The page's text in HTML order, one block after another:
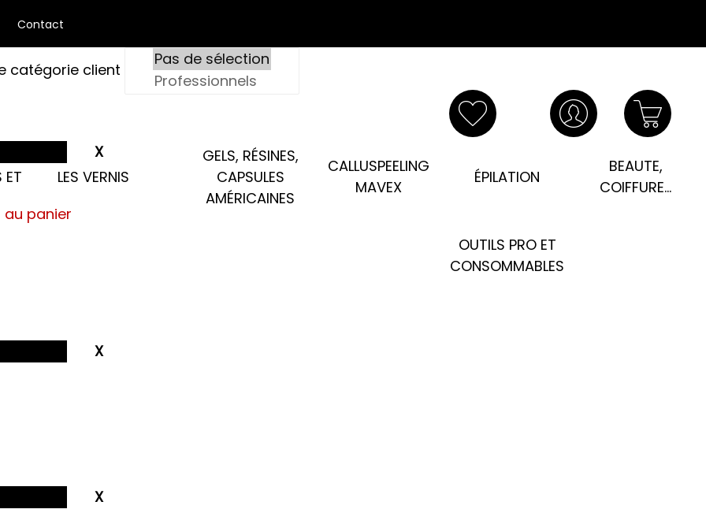
Contact
catégorie client
panier
ET LES VERNIS
GELS, RÉSINES,
CAPSULES
AMÉRICAINES
CALLUSPEELING
MAVEX
ÉPILATION
BEAUTE,
COIFFURE...
OUTILS PRO ET
CONSOMMABLES